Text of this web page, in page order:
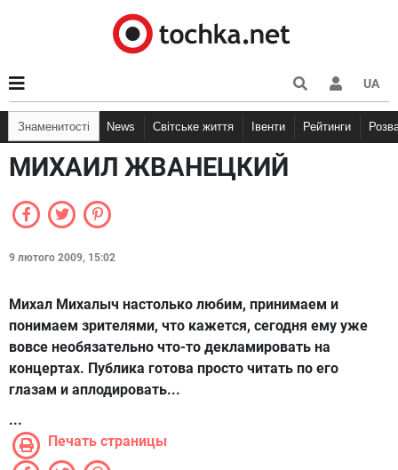
UA
Знаменитості News Світське життя Івенти Рейтинги
МИХАИЛ ЖВАНЕЦКИЙ
9 лютого 2009, 15:02
Михал Михалыч настолько любим, принимаем и
понимаем зрителями, что кажется, сегодня ему уже
вовсе необязательно что-то декламировать на
концертах. Публика готова просто читать по его
глазам и аплодировать...
...
Печать страницы